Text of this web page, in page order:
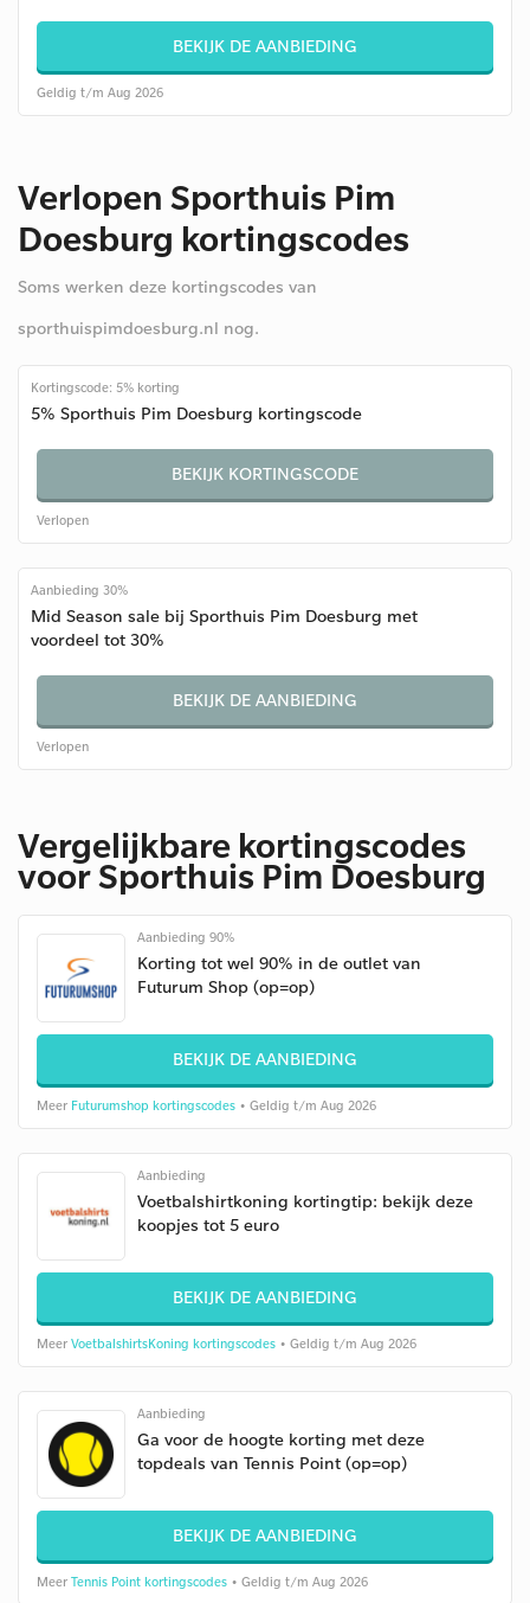
BEKIJK DE AANBIEDING
Geldig t/m Aug 2026
Verlopen Sporthuis Pim
Doesburg kortingscodes
Soms werken deze kortingscodes van
sporthuispimdoesburg.nl nog.
Kortingscode: 5% korting
5% Sporthuis Pim Doesburg kortingscode
BEKIJK KORTINGSCODE
Verlopen
Aanbieding 30%
Mid Season sale bij Sporthuis Pim Doesburg met
voordeel tot 30%
BEKIJK DE AANBIEDING
Verlopen
Vergelijkbare kortingscodes
voor Sporthuis Pim Doesburg
Aanbieding 90%
Korting tot wel 90% in de outlet van
Futurum Shop (op=op)
BEKIJK DE AANBIEDING
Meer Futurumshop kortingscodes • Geldig t/m Aug 2026
Aanbieding
Voetbalshirtkoning kortingtip: bekijk deze
koopjes tot 5 euro
BEKIJK DE AANBIEDING
Meer VoetbalshirtsKoning kortingscodes • Geldig t/m Aug 2026
Aanbieding
Ga voor de hoogte korting met deze
topdeals van Tennis Point (op=op)
BEKIJK DE AANBIEDING
Meer Tennis Point kortingscodes • Geldig t/m Aug 2026